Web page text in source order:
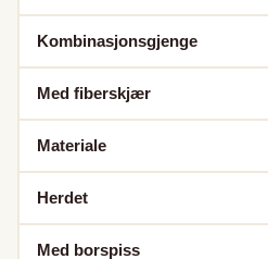
Kombinasjonsgjenge
Med fiberskjær
Materiale
Herdet
Med borspiss